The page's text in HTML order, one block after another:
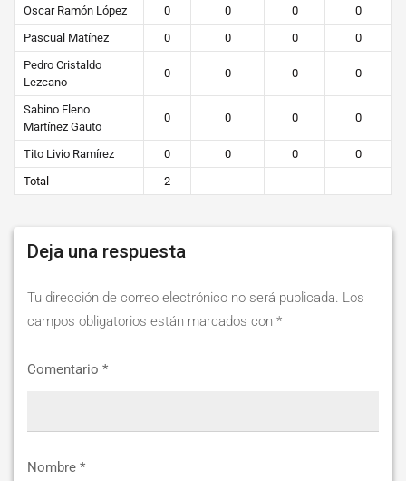
Oscar Ramón López 0 0 0
0
Pascual Matínez
0 0 0
0
Pedro Cristaldo
Lezcano
0 0 0 0
Sabino Eleno
Martínez Gauto
0 0 0 0
Tito Livio Ramírez 0 0 0
0
Total
2
Deja una respuesta
Tu dirección de correo electrónico no será publicada. Los
campos obligatorios están marcados con *
Comentario *
Nombre *